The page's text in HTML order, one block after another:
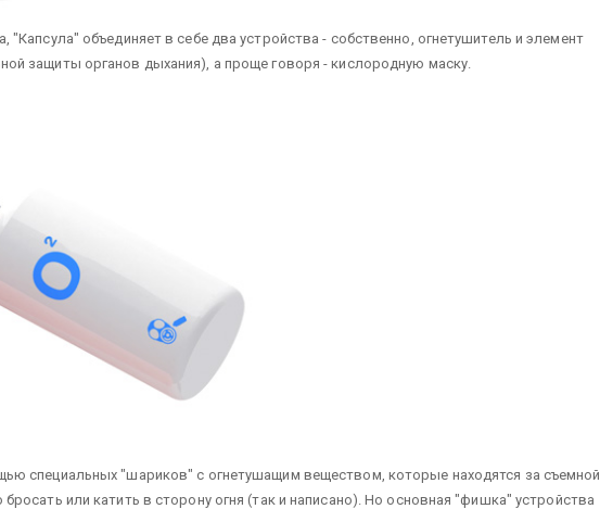
"Капсула" объединяет в себе два устройства - собственно, огнетушитель и элемент
защиты органов дыхания), а проще говоря - кислородную маску.
специальных "шариков" с огнетушащим веществом, которые находятся за съемной
или катить в сторону огня (так и написано). Но основная "фишка" устройства